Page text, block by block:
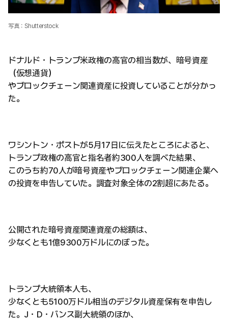
写真：Shutterstock
ドナルド・トランプ米政権の高官の相当数が、暗号資産
（仮想通貨）
やブロックチェーン関連資産に投資していることが分かっ
た。
ワシントン・ポストが5月17日に伝えたところによると、
トランプ政権の高官と指名者約300人を調べた結果、
このうち約70人が暗号資産やブロックチェーン関連企業へ
の投資を申告していた。調査対象全体の2割超にあたる。
公開された暗号資産関連資産の総額は、
少なくとも1億9300万ドルにのぼった。
トランプ大統領本人も、
少なくとも5100万ドル相当のデジタル資産保有を申告し
た。J・D・バンス副大統領のほか、